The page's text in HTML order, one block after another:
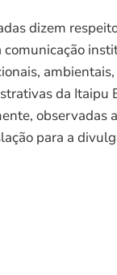
dizem
ambientais,
da Itaipu
observadas
para a